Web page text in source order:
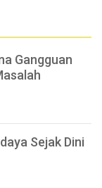
Gangguan
Sejak Dini